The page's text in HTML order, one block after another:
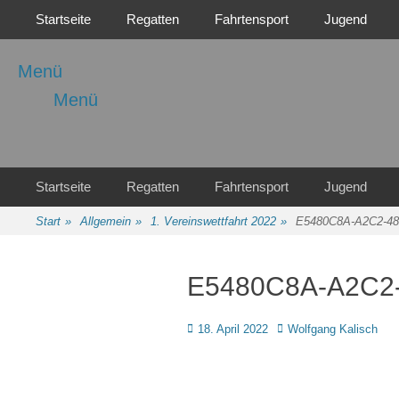
Menü
1921 e.V.
Regattasport und Wasserwandern - Freizeit mit der ganzen Familie
Menü
Primäres Menü
Startseite Regatten Fahrtensport Jugend
Sekundäres Menü
springen
Startseite Regatten Fahrtensport Jugend
Start » Allgemein » 1. Vereinswettfahrt 2022 » E5480C8A-A2C2-
E5480C8A-
Posted
18. April 2022 Autor
Wolfgang Kalisch